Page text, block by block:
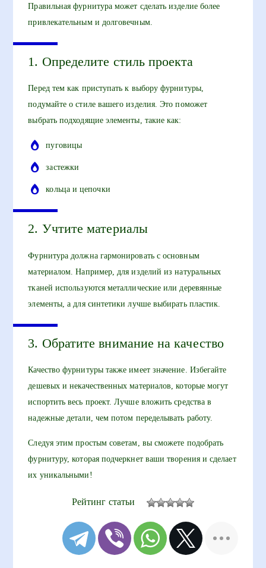
Правильная фурнитура может сделать изделие более
привлекательным и долговечным.
1. Определите стиль проекта
Перед тем как приступать к выбору фурнитуры,
подумайте о стиле вашего изделия. Это поможет
выбрать подходящие элементы, такие как:
пуговицы
застежки
кольца и цепочки
2. Учтите материалы
Фурнитура должна гармонировать с основным
материалом. Например, для изделий из натуральных
тканей используются металлические или деревянные
элементы, а для синтетики лучше выбирать пластик.
3. Обратите внимание на качество
Качество фурнитуры также имеет значение. Избегайте
дешевых и некачественных материалов, которые могут
испортить весь проект. Лучше вложить средства в
надежные детали, чем потом переделывать работу.
Следуя этим простым советам, вы сможете подобрать
фурнитуру, которая подчеркнет ваши творения и сделает
их уникальными!
Рейтинг статьи